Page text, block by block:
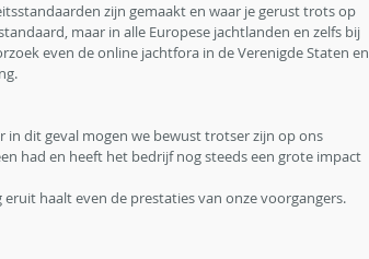
zijn gemaakt en waar je gerust trots op
maar in alle Europese jachtlanden en zelfs bij
even de online jachtfora in de Verenigde Staten en
in dit geval mogen we bewust trotser zijn op ons
had en heeft het bedrijf nog steeds een grote impact
haalt even de prestaties van onze voorgangers.